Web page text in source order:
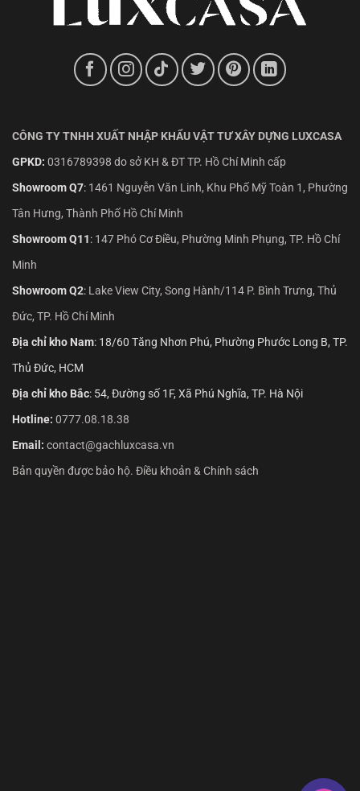
CÔNG TY TNHH XUẤT NHẬP KHẨU VẬT TƯ XÂY DỰNG LUXCASA
GPKD: 0316789398 do sở KH & ĐT TP. Hồ Chí Minh cấp
Showroom Q7: 1461 Nguyễn Văn Linh, Khu Phố Mỹ Toàn 1, Phường
Tân Hưng, Thành Phố Hồ Chí Minh
Showroom Q11: 147 Phó Cơ Điều, Phường Minh Phụng, TP. Hồ Chí
Minh
Showroom Q2: Lake View City, Song Hành/114 P. Bình Trưng, Thủ
Đức, TP. Hồ Chí Minh
Địa chỉ kho Nam: 18/60 Tăng Nhơn Phú, Phường Phước Long B, TP.
Thủ Đức, HCM
Địa chỉ kho Bắc: 54, Đường số 1F, Xã Phú Nghĩa, TP. Hà Nội
Hotline: 0777.08.18.38
Email: contact@gachluxcasa.vn
Bản quyền được bảo hộ. Điều khoản & Chính sách